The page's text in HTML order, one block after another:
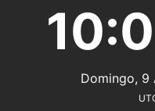
Domingo, 9